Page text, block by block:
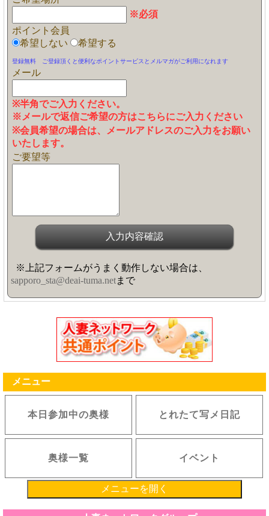
※必須
ポイント会員
希望しない
希望する
登録無料 ご登録頂くと便利なポイントサービスとメルマガがご利用になれます
メール
※半角でご入力ください。
※メールで返信ご希望の方はこちらにご入力ください
※会員希望の場合は、メールアドレスのご入力をお願い
いたします。
ご要望等
※上記フォームがうまく動作しない場合は、
sapporo_sta@deai-tuma.netまで
メニュー
本日参加中の奥様 とれたて写メ日記
奥様一覧 イベント
メニューを開く